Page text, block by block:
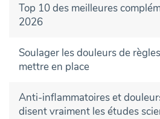
Top 10 des meilleures
2026
Soulager les douleurs de
mettre en place
Anti-inflammatoires et
disent vraiment les études